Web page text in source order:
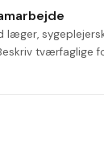
læger,
tværfaglige